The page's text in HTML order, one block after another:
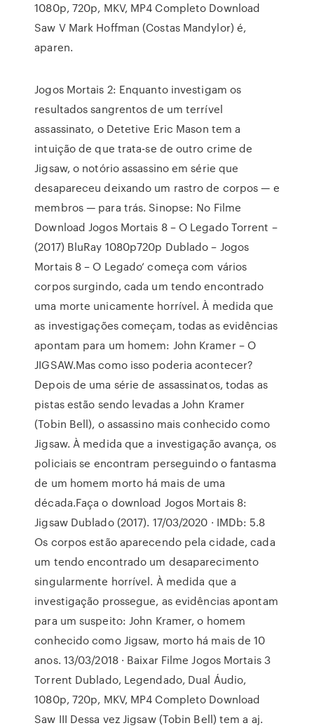
1080p, 720p, MKV, MP4 Completo Download
Saw V Mark Hoffman (Costas Mandylor) é,
aparen.
Jogos Mortais 2: Enquanto investigam os
resultados sangrentos de um terrível
assassinato, o Detetive Eric Mason tem a
intuição de que trata-se de outro crime de
Jigsaw, o notório assassino em série que
desapareceu deixando um rastro de corpos — e
membros — para trás. Sinopse: No Filme
Download Jogos Mortais 8 – O Legado Torrent –
(2017) BluRay 1080p720p Dublado – Jogos
Mortais 8 – O Legado‘ começa com vários
corpos surgindo, cada um tendo encontrado
uma morte unicamente horrível. À medida que
as investigações começam, todas as evidências
apontam para um homem: John Kramer – O
JIGSAW.Mas como isso poderia acontecer?
Depois de uma série de assassinatos, todas as
pistas estão sendo levadas a John Kramer
(Tobin Bell), o assassino mais conhecido como
Jigsaw. À medida que a investigação avança, os
policiais se encontram perseguindo o fantasma
de um homem morto há mais de uma
década.Faça o download Jogos Mortais 8:
Jigsaw Dublado (2017). 17/03/2020 · IMDb: 5.8
Os corpos estão aparecendo pela cidade, cada
um tendo encontrado um desaparecimento
singularmente horrível. À medida que a
investigação prossegue, as evidências apontam
para um suspeito: John Kramer, o homem
conhecido como Jigsaw, morto há mais de 10
anos. 13/03/2018 · Baixar Filme Jogos Mortais 3
Torrent Dublado, Legendado, Dual Áudio,
1080p, 720p, MKV, MP4 Completo Download
Saw III Dessa vez Jigsaw (Tobin Bell) tem a aj.